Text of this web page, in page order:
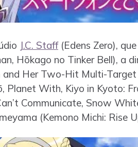
J.C. Staff(Edens Zero),
Hōkago no Tinker Bell), a
and Her Two-Hit Multi-
Planet With, Kiyo in Kyoto:
Communicate, Snow
(Kemono Michi: Rise